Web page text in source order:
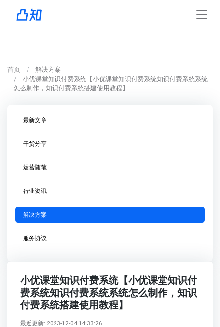
首页
解决方案
小优课堂知识付费系统【小优课堂知识付费系统知识付费系统系统
怎么制作，知识付费系统搭建使用教程】
最新文章
干货分享
运营随笔
行业资讯
解决方案
服务协议
小优课堂知识付费系统【小优课堂知识付
费系统知识付费系统系统怎么制作，知识
付费系统搭建使用教程】
最近更新: 2023-12-04 14:33:26